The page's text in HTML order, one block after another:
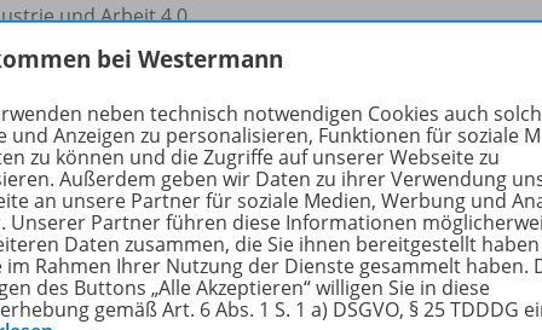
und Arbeit 4.0,
und Infrastruktur,
und Simulationen,
und viele weitere Themen
didaktischen Aufbau und die hohe Interaktivität
zum Einsatz:
aktivierende Unterrichtsmethoden, z.B. Flipped
oder Distanzunterricht
bei Westermann
neben technisch notwendigen Cookies auch
und Anzeigen zu personalisieren, Funktionen für soziale
zu können und die Zugriffe auf unserer Webseite zu
Außerdem geben wir Daten zu ihrer Verwendung
an unsere Partner für soziale Medien, Werbung und
Unserer Partner führen diese Informationen
Daten zusammen, die Sie ihnen bereitgestellt
im Rahmen Ihrer Nutzung der Dienste gesammelt haben.
des Buttons „Alle Akzeptieren“ willigen Sie in diese
gemäß Art. 6 Abs. 1 S. 1 a) DSGVO, § 25 TDDDG